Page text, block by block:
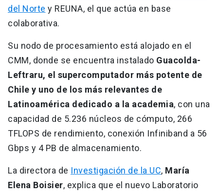
del Norte y REUNA, el que actúa en base
colaborativa.
Su nodo de procesamiento está alojado en el
CMM, donde se encuentra instalado Guacolda-
Leftraru, el supercomputador más potente de
Chile y uno de los más relevantes de
Latinoamérica dedicado a la academia, con una
capacidad de 5.236 núcleos de cómputo, 266
TFLOPS de rendimiento, conexión Infiniband a 56
Gbps y 4 PB de almacenamiento.
La directora de Investigación de la UC, María
Elena Boisier, explica que el nuevo Laboratorio